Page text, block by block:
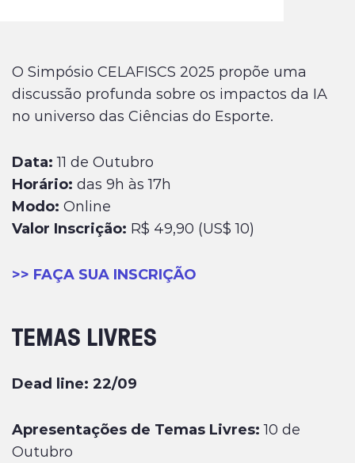
O Simpósio CELAFISCS 2025 propõe uma
discussão profunda sobre os impactos da IA
no universo das Ciências do Esporte.
Data: 11 de Outubro
Horário: das 9h às 17h
Modo: Online
Valor Inscrição: R$ 49,90 (US$ 10)
>> FAÇA SUA INSCRIÇÃO
TEMAS LIVRES
Dead line: 22/09
Apresentações de Temas Livres: 10 de
Outubro